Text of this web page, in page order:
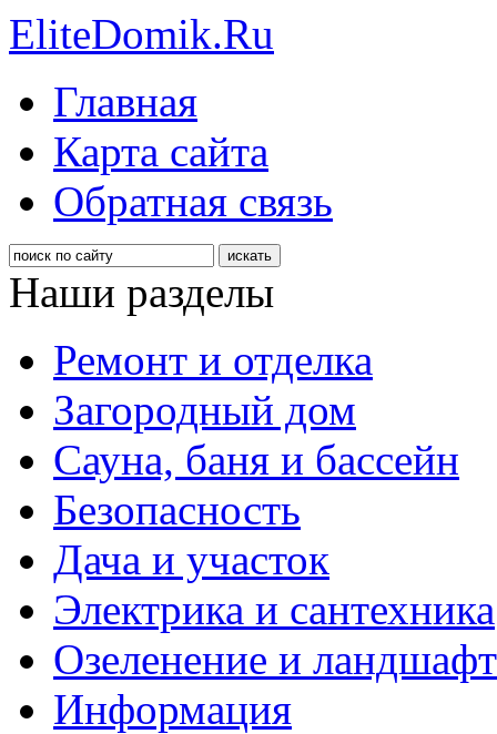
EliteDomik.Ru
Главная
Карта сайта
Обратная связь
Наши разделы
Ремонт и отделка
Загородный дом
Сауна, баня и бассейн
Безопасность
Дача и участок
Электрика и сантехника
Озеленение и
Информация